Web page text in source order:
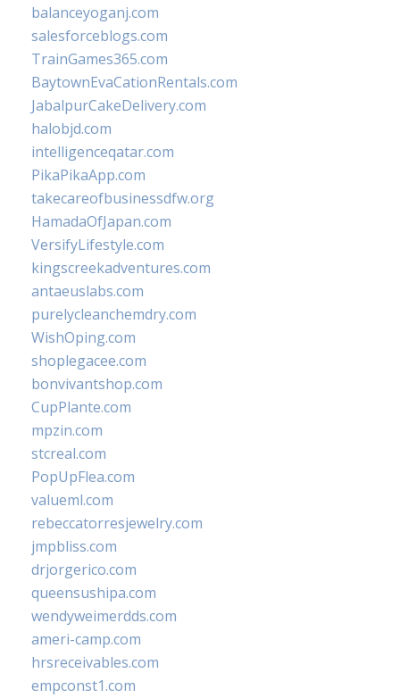
balanceyoganj.com
salesforceblogs.com
TrainGames365.com
BaytownEvaCationRentals.com
JabalpurCakeDelivery.com
halobjd.com
intelligenceqatar.com
PikaPikaApp.com
takecareofbusinessdfw.org
HamadaOfJapan.com
VersifyLifestyle.com
kingscreekadventures.com
antaeuslabs.com
purelycleanchemdry.com
WishOping.com
shoplegacee.com
bonvivantshop.com
CupPlante.com
mpzin.com
stcreal.com
PopUpFlea.com
valueml.com
rebeccatorresjewelry.com
jmpbliss.com
drjorgerico.com
queensushipa.com
wendyweimerdds.com
ameri-camp.com
hrsreceivables.com
empconst1.com